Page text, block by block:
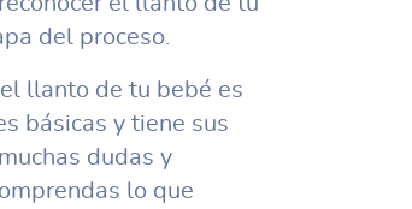
del proceso.
llanto de tu bebé es
básicas y tiene sus
dudas y
lo que